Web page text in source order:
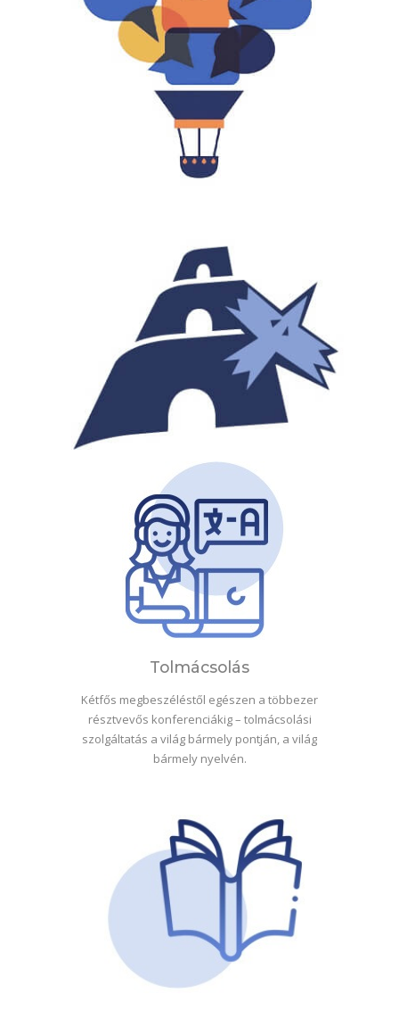
Tolmácsolás
Kétfős megbeszéléstől egészen a többezer
résztvevős konferenciákig – tolmácsolási
szolgáltatás a világ bármely pontján, a világ
bármely nyelvén.